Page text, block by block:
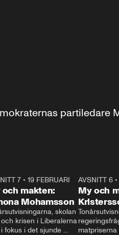
partiledare
24:30
7• 19 FEBRUARI
och makten:
Mohamsson
skolan
krisen i Liberalerna
fokus i det sjunde
AVSNITT 6
My och